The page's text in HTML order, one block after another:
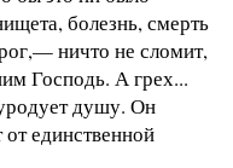
болезнь, смерть
ничто не сломит,
Господь. А грех...
душу. Он
от единственной